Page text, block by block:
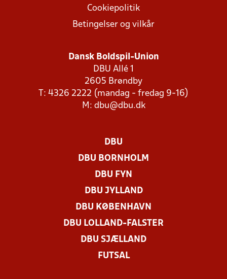
Cookiepolitik
Betingelser og vilkår
Dansk Boldspil-Union
DBU Allé 1
2605 Brøndby
T: 4326 2222 (mandag - fredag 9-16)
M: dbu@dbu.dk
DBU
DBU BORNHOLM
DBU FYN
DBU JYLLAND
DBU KØBENHAVN
DBU LOLLAND-FALSTER
DBU SJÆLLAND
FUTSAL